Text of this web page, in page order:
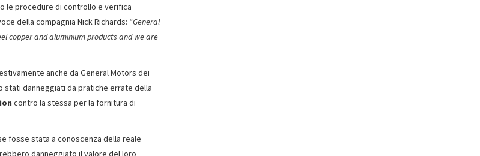
le procedure di controllo e verifica
della compagnia Nick Richards: “General
copper and aluminium products and we are
anche da General Motors dei
danneggiati da pratiche errate della
contro la stessa per la fornitura di
fosse stata a conoscenza della reale
danneggiato il valore del loro